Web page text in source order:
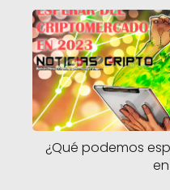
¿Qué podemos